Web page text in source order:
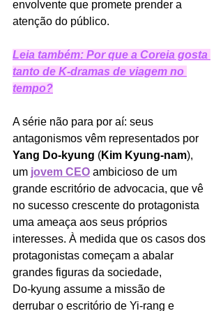
envolvente que promete prender a
atenção do público.
Leia também: Por que a Coreia gosta
tanto de K-dramas de viagem no
tempo?
A série não para por aí: seus
antagonismos vêm representados por
Yang Do‑kyung (Kim Kyung‑nam),
um jovem CEO ambicioso de um
grande escritório de advocacia, que vê
no sucesso crescente do protagonista
uma ameaça aos seus próprios
interesses. À medida que os casos dos
protagonistas começam a abalar
grandes figuras da sociedade,
Do‑kyung assume a missão de
derrubar o escritório de Yi‑rang e